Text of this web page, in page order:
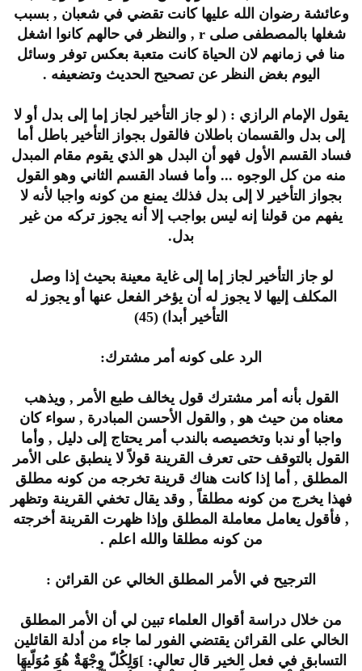
وعائشة رضوان الله عليها كانت تقضي في شعبان , بسبب
شغلها بالمصطفى صلى r , والنظر في حالهم كانوا اشغل
منا في زمانهم لان الحياة كانت متعبة بعكس توفر وسائل
اليوم بغض النظر عن تصحيح الحديث وتضعيفه .
يقول الإمام الرازي : ( لو جاز التأخير لجاز إما إلى بدل أو لا
إلى بدل والقسمان باطلان فالقول بجواز التأخير باطل أما
فساد القسم الأول فهو أن البدل هو الذي يقوم مقام المبدل
منه من كل الوجوه ... وأما فساد القسم الثاني وهو القول
بجواز التأخير لا إلى بدل فذلك يمنع من كونه واجبا لأنه لا
يفهم من قولنا إنه ليس بواجب إلا أنه يجوز تركه من غير
بدل.
لو جاز التأخير لجاز إما إلى غاية معينة بحيث إذا وصل
المكلف إليها لا يجوز له أن يؤخر الفعل عنها أو يجوز له
التأخير أبدا) (45)
الرد على كونه أمر مشترك:
القول بأنه أمر مشترك قول يخالف طبع الأمر , ويذهب
معناه من حيث هو , والقول الأحسن المبادرة , سواء كان
واجبا أو ندبا وتخصيصه بالندب أمر يحتاج إلى دليل , وأما
القول بالتوقف حتى تعرف القرينة قولاً لا ينطبق على الأمر
المطلق , أما إذا كانت هناك قرينة تخرجه من كونه مطلق
فهذا يخرج من كونه مطلقاً , وقد يقال تخفي القرينة وتظهر
, فأقول يعامل معاملة المطلق وإذا ظهرت القرينة أخرجته
من كونه مطلقا والله اعلم .
الترجيح في الأمر المطلق الخالي عن القرائن :
من خلال دراسة أقوال العلماء تبين لي أن الأمر المطلق
الخالي على القرائن يقتضي الفور لما جاء من أدلة القائلين
التسابق في فعل الخير قال تعالى: ]وَلِكُلّ وِجْهَةٌ هُوَ مُوَلّيهَا